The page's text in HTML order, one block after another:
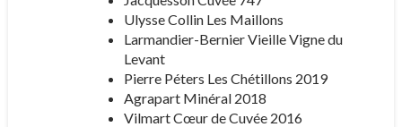
Ulysse Collin Les Maillons
Larmandier-Bernier Vieille Vigne du
Levant
Pierre Péters Les Chétillons 2019
Agrapart Minéral 2018
Vilmart Cœur de Cuvée 2016